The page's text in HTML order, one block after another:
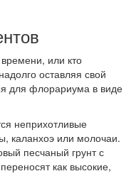
или кто
оставляя свой
для флорариума в виде
неприхотливые
каланхоэ или молочаи.
песчаный грунт с
как высокие,